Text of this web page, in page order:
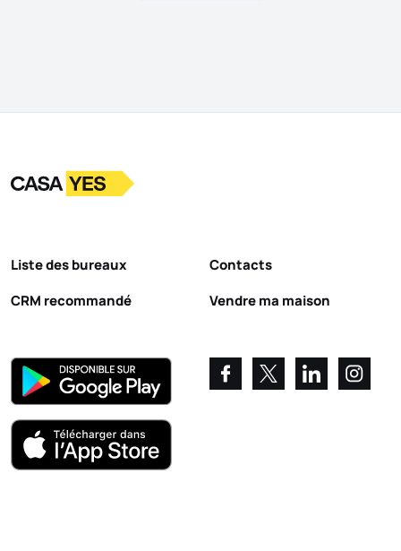
LogoAller à la page d’accueil
Liste des bureaux
CRM recommandé
Contacts
Vendre ma maison